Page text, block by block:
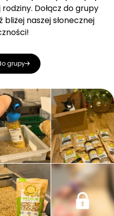
Dołącz do grupy
bliżej naszej słonecznej
grupy